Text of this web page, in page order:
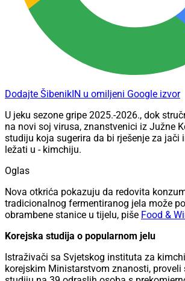
Dodajte ŠibenikIN u omiljeni Google izvor
U jeku sezone gripe 2025.-2026., dok
na novi soj virusa, znanstvenici iz Južne
studiju koja sugerira da bi rješenje za jači
ležati u - kimchiju.
Oglas
Nova otkrića pokazuju da redovita
tradicionalnog fermentiranog jela može
obrambene stanice u tijelu, piše Food &
Korejska studija o popularnom jelu
Istraživači sa Svjetskog instituta za
korejskim Ministarstvom znanosti, proveli